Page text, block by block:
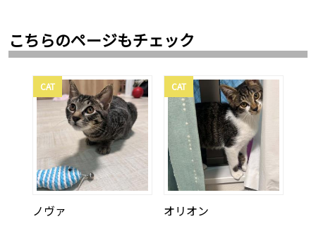
こちらのページもチェック
CAT
ノヴァ
CAT
オリオン